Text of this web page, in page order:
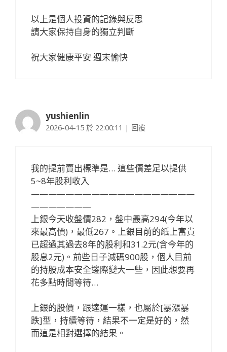
以上是個人投資的記錄與反思
請大家保持自身的獨立判斷
祝大家健康平安 週末愉快
yushienlin
2026-04-15 於 22:00:11 | 回覆
我的提前賣出標準是… 這些價差足以提供
5~8年股利收入
———————————————————
———————
上銀今天收盤價282，盤中最高294(今年以
來最高價)，最低267。上銀目前的紙上富貴
已超過其過去8年的股利和31.2元(含今年的
股息2元)。前些日子減碼900股，個人目前
的持股成本安全邊際變大一些，因此想要再
花多點時間等待…
上銀的股價，跟達運一樣，也屬於[暴漲暴
跌]型，持續等待，結果不一定是好的，然
而這是相對選擇的結果。